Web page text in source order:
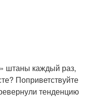
штаны каждый раз,
Поприветствуйте
тенденцию